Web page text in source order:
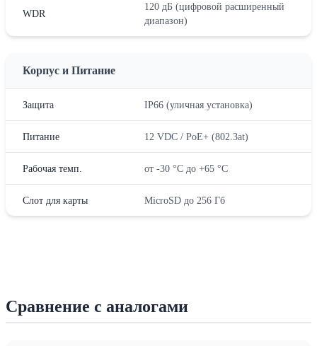
WDR
120 дБ (цифровой расширенный
диапазон)
Корпус и Питание
Защита IP66 (уличная установка)
Питание 12 VDC / PoE+ (802.3at)
Рабочая темп. от -30 °C до +65 °C
Слот для карты MicroSD до 256 Гб
Сравнение с аналогами